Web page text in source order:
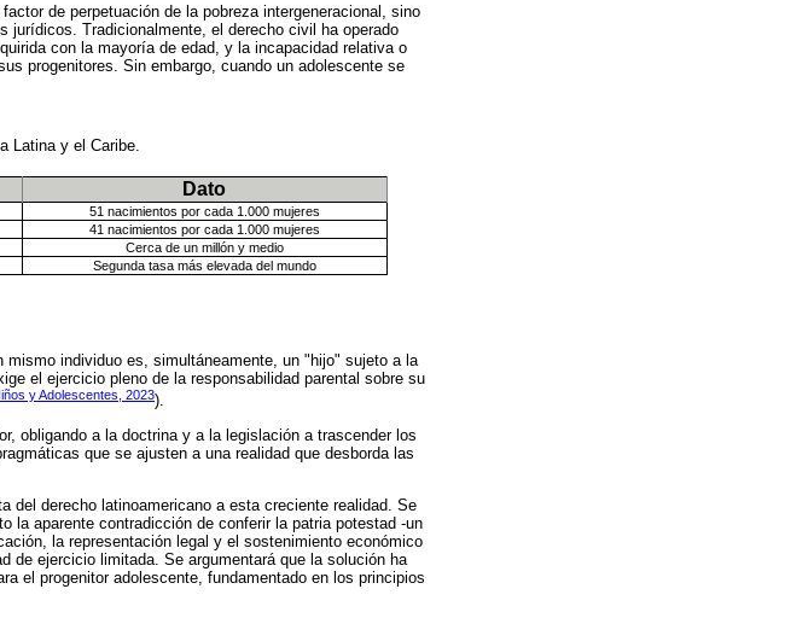
de perpetuación de la pobreza intergeneracional, sino
jurídicos. Tradicionalmente, el derecho civil ha operado
con la mayoría de edad, y la incapacidad relativa o
progenitores. Sin embargo, cuando un adolescente se
Latina y el Caribe.
Dato
51 nacimientos por cada 1.000 mujeres
41 nacimientos por cada 1.000 mujeres
Cerca de un millón y medio
Segunda tasa más elevada del mundo
individuo es, simultáneamente, un "hijo" sujeto a la
el ejercicio pleno de la responsabilidad parental sobre su
y Adolescentes, 2023).
obligando a la doctrina y a la legislación a trascender los
que se ajusten a una realidad que desborda las
del derecho latinoamericano a esta creciente realidad. Se
la aparente contradicción de conferir la patria potestad -un
la representación legal y el sostenimiento económico
de ejercicio limitada. Se argumentará que la solución ha
el progenitor adolescente, fundamentado en los principios